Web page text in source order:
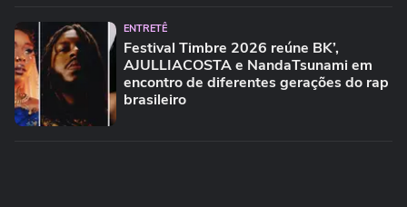
ENTRETÊ
Festival Timbre 2026 reúne BK’,
AJULLIACOSTA e NandaTsunami em
encontro de diferentes gerações do rap
brasileiro